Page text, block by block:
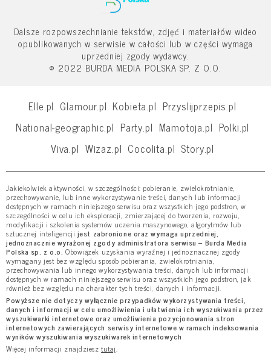
Dalsze rozpowszechnianie tekstów, zdjęć i materiałów wideo
opublikowanych w serwisie w całości lub w części wymaga
uprzedniej zgody wydawcy.
© 2022 BURDA MEDIA POLSKA SP. Z O.O.
Elle.pl Glamour.pl Kobieta.pl Przyslijprzepis.pl
National-geographic.pl Party.pl Mamotoja.pl Polki.pl
Viva.pl Wizaz.pl Cocolita.pl Story.pl
Jakiekolwiek aktywności, w szczególności: pobieranie, zwielokrotnianie,
przechowywanie, lub inne wykorzystywanie treści, danych lub informacji
dostępnych w ramach niniejszego serwisu oraz wszystkich jego podstron, w
szczególności w celu ich eksploracji, zmierzającej do tworzenia, rozwoju,
modyfikacji i szkolenia systemów uczenia maszynowego, algorytmów lub
sztucznej inteligencji jest zabronione oraz wymaga uprzedniej,
jednoznacznie wyrażonej zgody administratora serwisu – Burda Media
Polska sp. z o.o. Obowiązek uzyskania wyraźnej i jednoznacznej zgody
wymagany jest bez względu sposób pobierania, zwielokrotniania,
przechowywania lub innego wykorzystywania treści, danych lub informacji
dostępnych w ramach niniejszego serwisu oraz wszystkich jego podstron, jak
również bez względu na charakter tych treści, danych i informacji.
Powyższe nie dotyczy wyłącznie przypadków wykorzystywania treści,
danych i informacji w celu umożliwienia i ułatwienia ich wyszukiwania przez
wyszukiwarki internetowe oraz umożliwienia pozycjonowania stron
internetowych zawierających serwisy internetowe w ramach indeksowania
wyników wyszukiwania wyszukiwarek internetowych
Więcej informacji znajdziesztutaj.